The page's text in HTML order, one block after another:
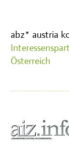
abz* austria
Österreich